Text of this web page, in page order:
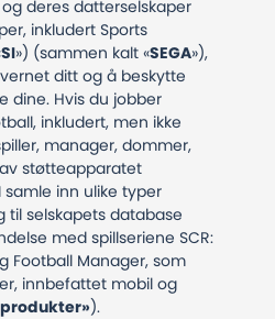
og deres datterselskaper
inkludert Sports
SI») (sammen kalt «SEGA»),
ditt og å beskytte
dine. Hvis du jobber
inkludert, men ikke
manager, dommer,
støtteapparatet
samle inn ulike typer
til selskapets database
med spillseriene SCR:
Football Manager, som
innbefattet mobil og
produkter»).